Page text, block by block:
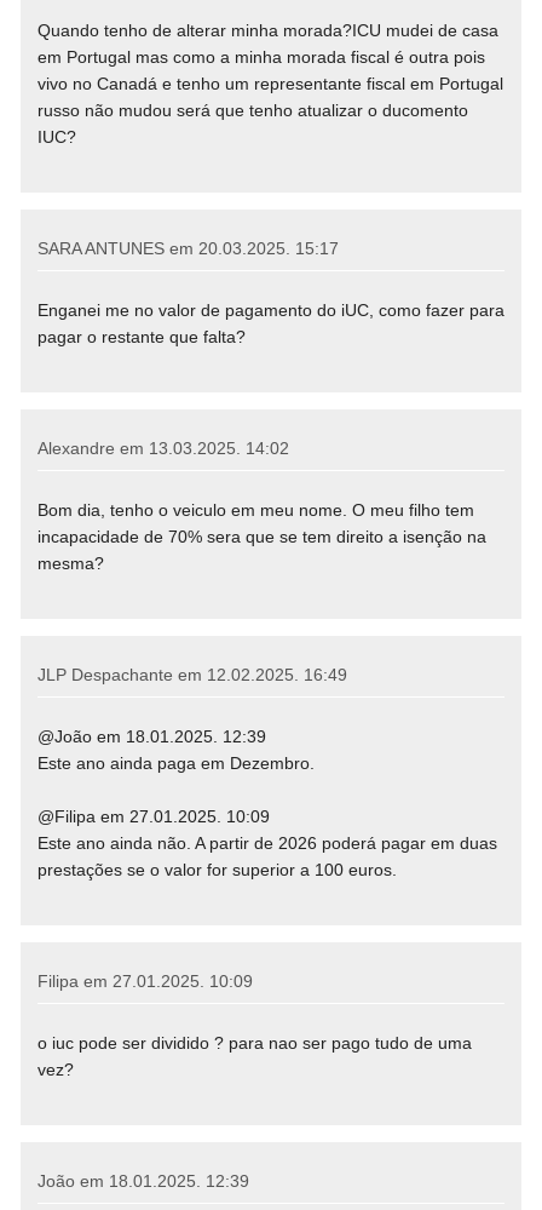
Quando tenho de alterar minha morada?ICU mudei de casa
em Portugal mas como a minha morada fiscal é outra pois
vivo no Canadá e tenho um representante fiscal em Portugal
russo não mudou será que tenho atualizar o ducomento
IUC?
SARA ANTUNES em 20.03.2025. 15:17
Enganei me no valor de pagamento do iUC, como fazer para
pagar o restante que falta?
Alexandre em 13.03.2025. 14:02
Bom dia, tenho o veiculo em meu nome. O meu filho tem
incapacidade de 70% sera que se tem direito a isenção na
mesma?
JLP Despachante em 12.02.2025. 16:49
@João em 18.01.2025. 12:39
Este ano ainda paga em Dezembro.
@Filipa em 27.01.2025. 10:09
Este ano ainda não. A partir de 2026 poderá pagar em duas
prestações se o valor for superior a 100 euros.
Filipa em 27.01.2025. 10:09
o iuc pode ser dividido ? para nao ser pago tudo de uma
vez?
João em 18.01.2025. 12:39